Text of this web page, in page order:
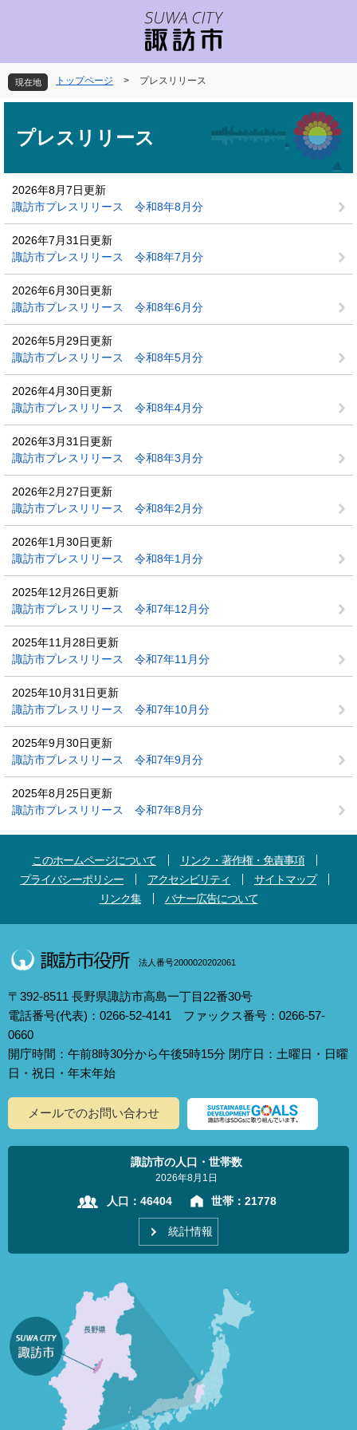
先
頭
を
飛
文
現在地 トップページ > プレスリリース
プレスリリース
2026年8月7日更新
諏訪市プレスリリース 令和8年8月分
2026年7月31日更新
諏訪市プレスリリース 令和8年7月分
2026年6月30日更新
諏訪市プレスリリース 令和8年6月分
2026年5月29日更新
諏訪市プレスリリース 令和8年5月分
2026年4月30日更新
諏訪市プレスリリース 令和8年4月分
2026年3月31日更新
諏訪市プレスリリース 令和8年3月分
2026年2月27日更新
諏訪市プレスリリース 令和8年2月分
2026年1月30日更新
諏訪市プレスリリース 令和8年1月分
2025年12月26日更新
諏訪市プレスリリース 令和7年12月分
2025年11月28日更新
諏訪市プレスリリース 令和7年11月分
2025年10月31日更新
諏訪市プレスリリース 令和7年10月分
2025年9月30日更新
諏訪市プレスリリース 令和7年9月分
2025年8月25日更新
諏訪市プレスリリース 令和7年8月分
このホームページについて
リンク・著作権・免責事項
プライバシーポリシー
アクセシビリティ
サイトマップ
リンク集
バナー広告について
法人番号2000020202061
〒392-8511 長野県諏訪市高島一丁目22番30号
電話番号(代表)：0266-52-4141 ファックス番号：0266-57-
0660
開庁時間：午前8時30分から午後5時15分 閉庁日：土曜日・日曜
日・祝日・年末年始
メールでのお問い合わせ
諏訪市の人口・世帯数
2026年8月1日
人口： 46404 世帯： 21778
統計情報